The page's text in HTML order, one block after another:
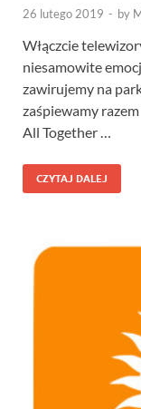
26 lutego 2019 - by
Włączcie
niesamowite
zawirujemy na
zaśpiewamy
All Together …
CZYTAJ DALEJ